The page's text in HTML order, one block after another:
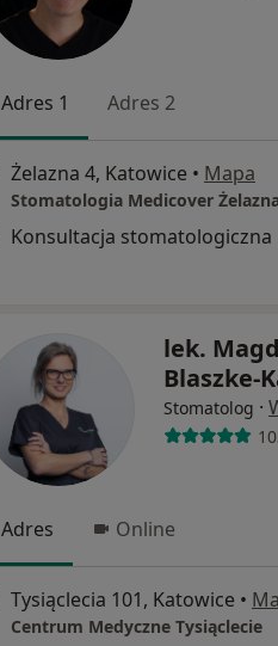
Adres 1 Adres 2
Żelazna 4, Katowice • Mapa
Stomatologia Medicover
Konsultacja stomatologiczna
lek.
Blaszke-
Stomatolog ·
Adres Online
Tysiąclecia 101, Katowice •
Centrum Medyczne Tysiąclecie